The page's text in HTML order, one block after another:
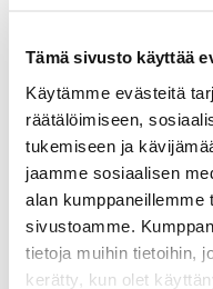
Tämä sivusto käyttää
Käytämme evästeitä
räätälöimiseen,
tukemiseen ja
jaamme sosiaalisen
alan kumppaneillemme
sivustoamme.
tietoja muihin tietoihin,
kerätty, kun olet
ilmainen, yhden
Kritiikkiä
Ei mitenkään yllättäen
ammattilaissovellukset
toimistosovellukset